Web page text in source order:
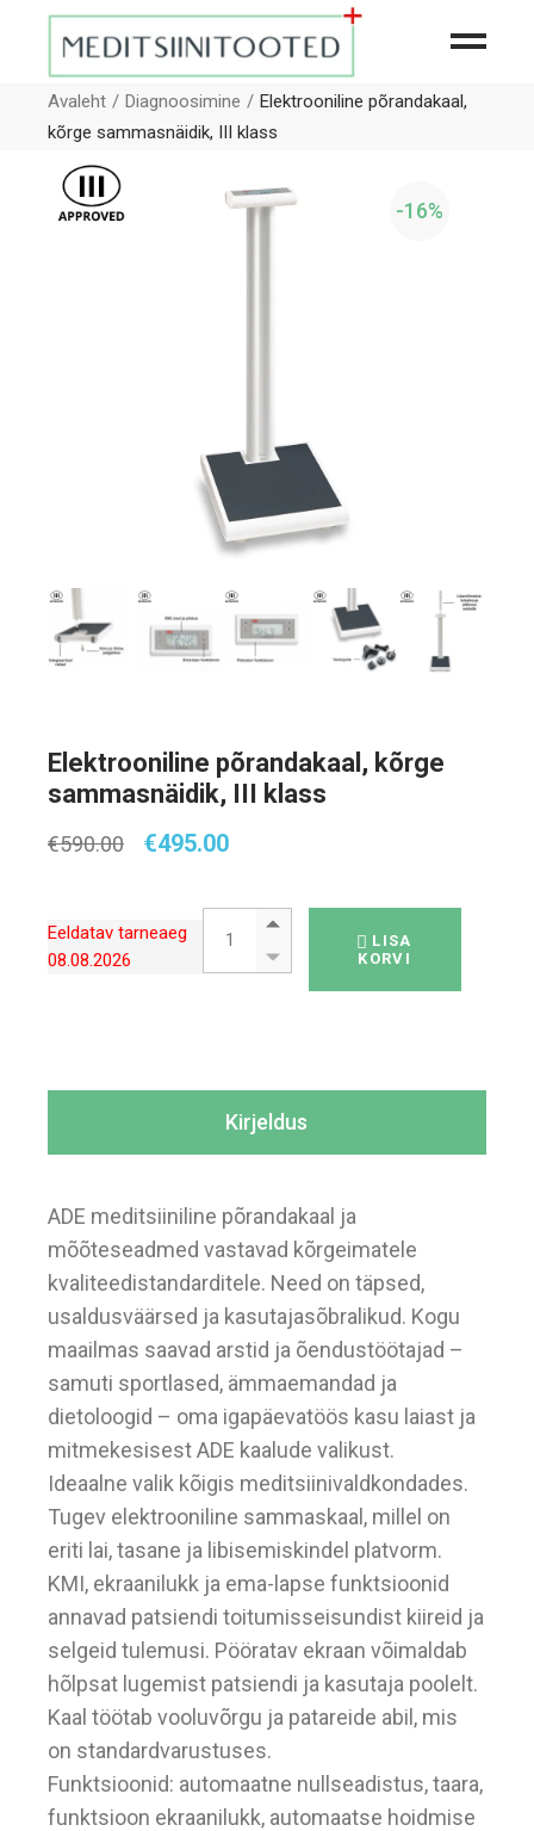
Avaleht Diagnoosimine
Elektrooniline põrandakaal,
kõrge sammasnäidik, III klass
-16%
Elektrooniline põrandakaal, kõrge
sammasnäidik, III klass
€590.00
Algne
€590.00.
€495.00Praegune
€495.00.
Eeldatav tarneaeg
08.08.2026
Elektrooniline põrandakaal, kõrge
LISA
KORVI
Kirjeldus
ADE meditsiiniline põrandakaal ja
mõõteseadmed vastavad kõrgeimatele
kvaliteedistandarditele. Need on täpsed,
usaldusväärsed ja kasutajasõbralikud. Kogu
maailmas saavad arstid ja õendustöötajad –
samuti sportlased, ämmaemandad ja
dietoloogid – oma igapäevatöös kasu laiast ja
mitmekesisest ADE kaalude valikust.
Ideaalne valik kõigis meditsiinivaldkondades.
Tugev elektrooniline sammaskaal, millel on
eriti lai, tasane ja libisemiskindel platvorm.
KMI, ekraanilukk ja ema-lapse funktsioonid
annavad patsiendi toitumisseisundist kiireid ja
selgeid tulemusi. Pööratav ekraan võimaldab
hõlpsat lugemist patsiendi ja kasutaja poolelt.
Kaal töötab vooluvõrgu ja patareide abil, mis
on standardvarustuses.
Funktsioonid: automaatne nullseadistus, taara,
funktsioon ekraanilukk, automaatse hoidmise